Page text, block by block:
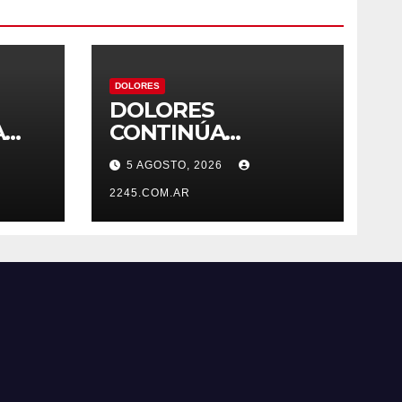
DOLORES
DOLORES
CONTINÚA
CONSTRUYENDO SU
AGENDA
ESTRATÉGICA CON
NUEVAS JORNADAS
5 AGOSTO, 2026
2245.COM.AR